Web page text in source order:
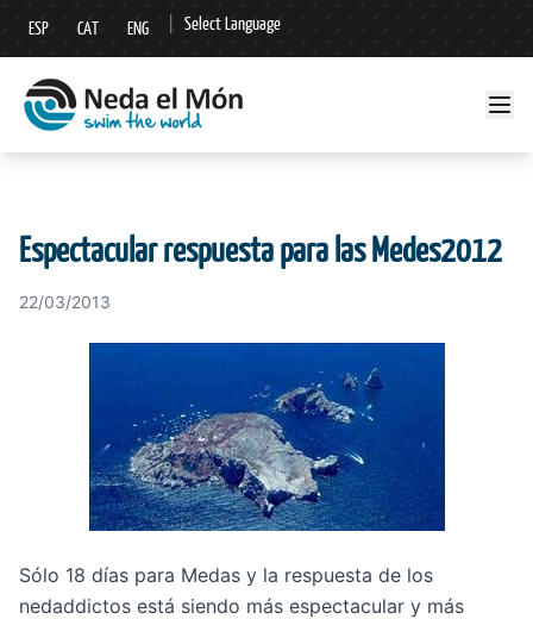
ESP CAT ENG Select Language
▼
Espectacular respuesta para las Medes2012
22/03/2013
Sólo 18 días para Medas y la respuesta de los
nedaddictos está siendo más espectacular y más